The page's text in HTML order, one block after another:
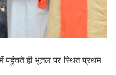
पहुंचते ही भूतल पर स्थित प्रथम